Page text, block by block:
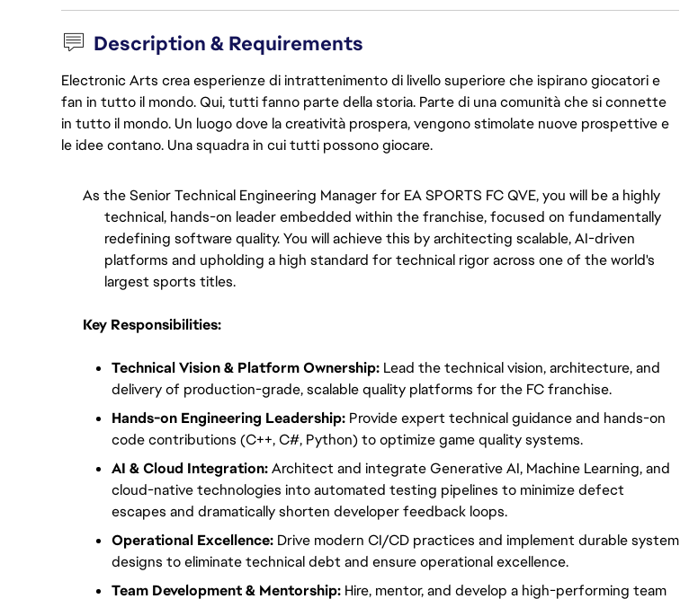
Description & Requirements
Electronic Arts crea esperienze di intrattenimento di livello superiore che ispirano giocatori e
fan in tutto il mondo. Qui, tutti fanno parte della storia. Parte di una comunità che si connette
in tutto il mondo. Un luogo dove la creatività prospera, vengono stimolate nuove prospettive e
le idee contano. Una squadra in cui tutti possono giocare.
As the Senior Technical Engineering Manager for EA SPORTS FC QVE, you will be a highly
technical, hands-on leader embedded within the franchise, focused on fundamentally
redefining software quality. You will achieve this by architecting scalable, AI-driven
platforms and upholding a high standard for technical rigor across one of the world's
largest sports titles.
Key Responsibilities:
Technical Vision & Platform Ownership: Lead the technical vision, architecture, and
delivery of production-grade, scalable quality platforms for the FC franchise.
Hands-on Engineering Leadership: Provide expert technical guidance and hands-on
code contributions (C++, C#, Python) to optimize game quality systems.
AI & Cloud Integration: Architect and integrate Generative AI, Machine Learning, and
cloud-native technologies into automated testing pipelines to minimize defect
escapes and dramatically shorten developer feedback loops.
Operational Excellence: Drive modern CI/CD practices and implement durable system
designs to eliminate technical debt and ensure operational excellence.
Team Development & Mentorship: Hire, mentor, and develop a high-performing team